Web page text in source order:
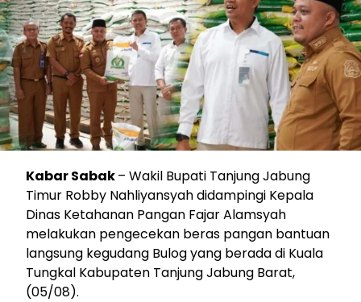
Kabar Sabak– Wakil Bupati Tanjung Jabung
Timur Robby Nahliyansyah didampingi Kepala
Dinas Ketahanan Pangan Fajar Alamsyah
melakukan pengecekan beras pangan bantuan
langsung kegudang Bulog yang berada di Kuala
Tungkal Kabupaten Tanjung Jabung Barat,
(05/08).